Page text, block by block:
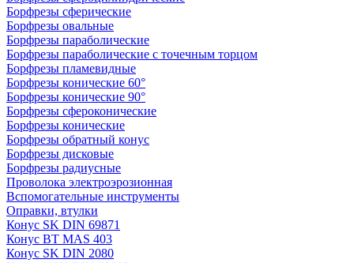
Борфрезы сферические
Борфрезы овальные
Борфрезы параболические
Борфрезы параболические с точечным торцом
Борфрезы пламевидные
Борфрезы конические 60°
Борфрезы конические 90°
Борфрезы сфероконические
Борфрезы конические
Борфрезы обратный конус
Борфрезы дисковые
Борфрезы радиусные
Проволока электроэрозионная
Вспомогательные инструменты
Оправки, втулки
Конус SK DIN 69871
Конус BT MAS 403
Конус SK DIN 2080